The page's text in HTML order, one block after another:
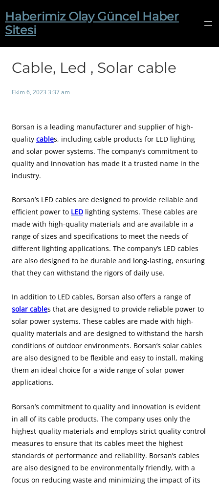
geçHaberimiz Olay Güncel Haber
Sitesi
Cable, Led , Solar cable
Ekim 6, 2023 3:37 am
Borsan is a leading manufacturer and supplier of high-
quality cables, including cable products for LED lighting
and solar power systems. The company’s commitment to
quality and innovation has made it a trusted name in the
industry.
Borsan’s LED cables are designed to provide reliable and
efficient power to LED lighting systems. These cables are
made with high-quality materials and are available in a
range of sizes and specifications to meet the needs of
different lighting applications. The company’s LED cables
are also designed to be durable and long-lasting, ensuring
that they can withstand the rigors of daily use.
In addition to LED cables, Borsan also offers a range of
solar cables that are designed to provide reliable power to
solar power systems. These cables are made with high-
quality materials and are designed to withstand the harsh
conditions of outdoor environments. Borsan’s solar cables
are also designed to be flexible and easy to install, making
them an ideal choice for a wide range of solar power
applications.
Borsan’s commitment to quality and innovation is evident
in all of its cable products. The company uses only the
highest-quality materials and employs strict quality control
measures to ensure that its cables meet the highest
standards of performance and reliability. Borsan’s cables
are also designed to be environmentally friendly, with a
focus on reducing waste and minimizing the impact of its